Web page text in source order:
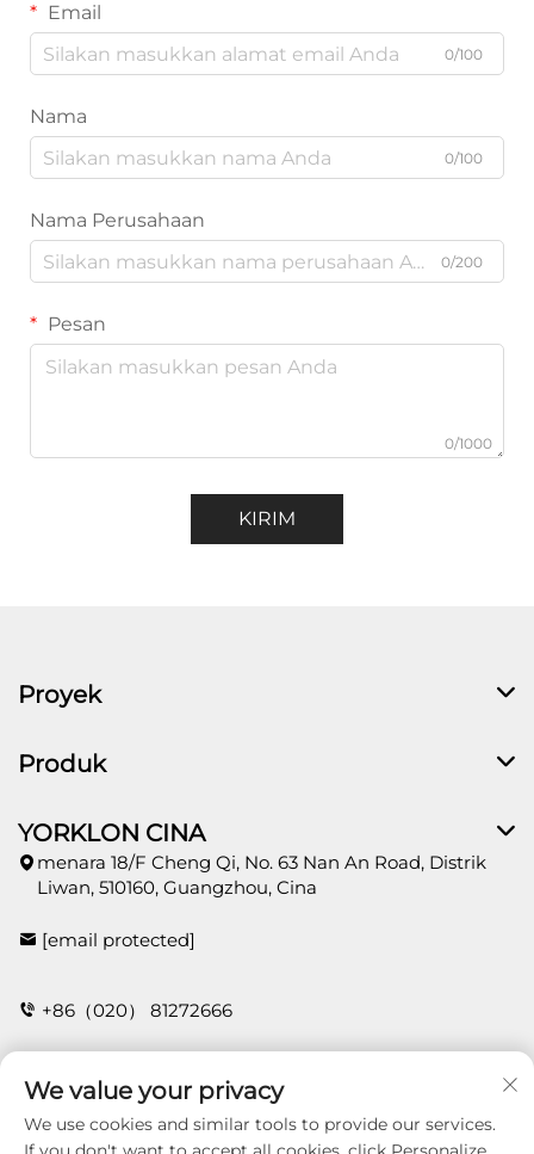
Email
0/100
Nama
0/100
Nama Perusahaan
0/200
Pesan
0/1000
KIRIM
Proyek
Produk
YORKLON CINA
menara 18/F Cheng Qi, No. 63 Nan An Road, Distrik
Liwan, 510160, Guangzhou, Cina
[email protected]
+86（020） 81272666
HUBUNGI
We value your privacy
We use cookies and similar tools to provide our services.